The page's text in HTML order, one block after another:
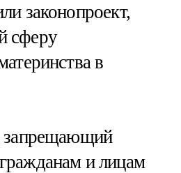
законопроект,
сферу
в
запрещающий
и лицам